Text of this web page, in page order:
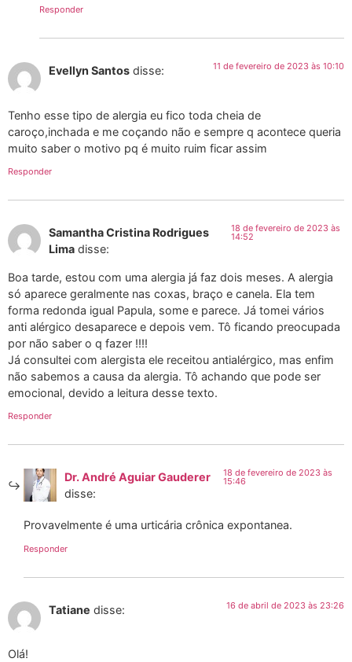
Responder
Evellyn Santos disse: 11 de fevereiro de 2023 às 10:10
Tenho esse tipo de alergia eu fico toda cheia de
caroço,inchada e me coçando não e sempre q acontece queria
muito saber o motivo pq é muito ruim ficar assim
Responder
Samantha Cristina Rodrigues
Lima disse:
18 de fevereiro de 2023 às
14:52
Boa tarde, estou com uma alergia já faz dois meses. A alergia
só aparece geralmente nas coxas, braço e canela. Ela tem
forma redonda igual Papula, some e parece. Já tomei vários
anti alérgico desaparece e depois vem. Tô ficando preocupada
por não saber o q fazer !!!!
Já consultei com alergista ele receitou antialérgico, mas enfim
não sabemos a causa da alergia. Tô achando que pode ser
emocional, devido a leitura desse texto.
Responder
Dr. André Aguiar Gauderer
disse:
18 de fevereiro de 2023 às
15:46
Provavelmente é uma urticária crônica expontanea.
Responder
Tatiane disse: 16 de abril de 2023 às 23:26
Olá!